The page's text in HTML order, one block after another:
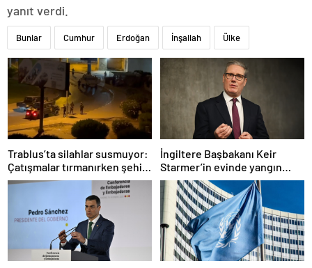
yanıt verdi.
Bunlar Cumhur Erdoğan İnşallah Ülke
Trablus’ta silahlar susmuyor:
Çatışmalar tırmanırken şehir
alarmda
İngiltere Başbakanı Keir
Starmer’in evinde yangın
çıktı